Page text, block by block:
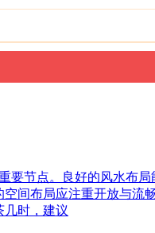
要节点。良好的风水布
间布局应注重开放与流
几时，建议